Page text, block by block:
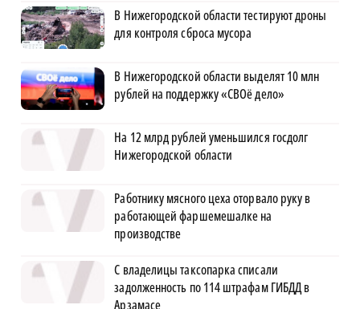
В Нижегородской области тестируют дроны
для контроля сброса мусора
В Нижегородской области выделят 10 млн
рублей на поддержку «СВОё дело»
На 12 млрд рублей уменьшился госдолг
Нижегородской области
Работнику мясного цеха оторвало руку в
работающей фаршемешалке на
производстве
С владелицы таксопарка списали
задолженность по 114 штрафам ГИБДД в
Арзамасе